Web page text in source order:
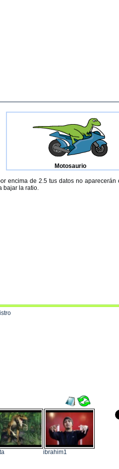
Motosaurio
encima de 2.5 tus datos no aparecerán
bajar la ratio.
ibrahim1